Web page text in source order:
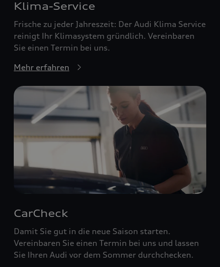
Klima-Service
Frische zu jeder Jahreszeit: Der Audi Klima Service
reinigt Ihr Klimasystem gründlich. Vereinbaren
Sie einen Termin bei uns.
Mehr erfahren
CarCheck
Damit Sie gut in die neue Saison starten.
Vereinbaren Sie einen Termin bei uns und lassen
Sie Ihren Audi vor dem Sommer durchchecken.